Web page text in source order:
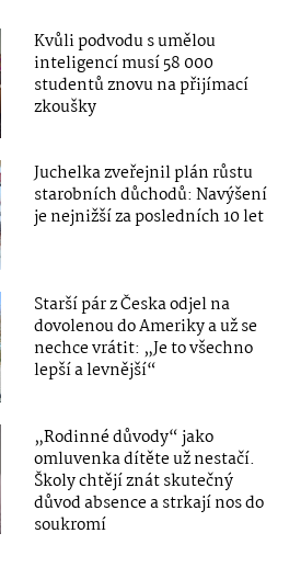
Kvůli podvodu s umělou
inteligencí musí 58 000
studentů znovu na přijímací
zkoušky
Juchelka zveřejnil plán růstu
starobních důchodů: Navýšení
je nejnižší za posledních 10 let
Starší pár z Česka odjel na
dovolenou do Ameriky a už se
nechce vrátit: „Je to všechno
lepší a levnější“
„Rodinné důvody“ jako
omluvenka dítěte už nestačí.
Školy chtějí znát skutečný
důvod absence a strkají nos do
soukromí